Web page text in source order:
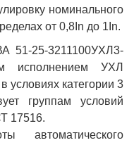
номинального
от 0,8In до 1In.
51-25-3211100УХЛ3-
исполнением УХЛ
условиях категории 3
группам условий
17516.
автоматического